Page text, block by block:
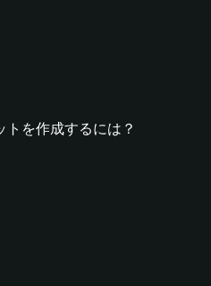
を作成するには？